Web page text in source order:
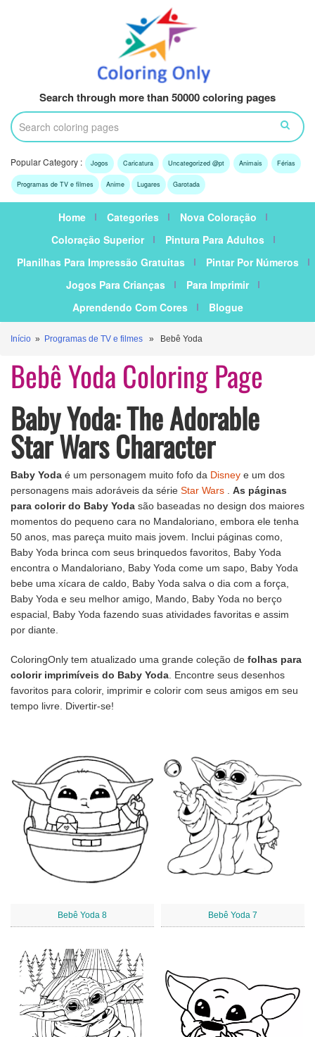
Search through more than 50000 coloring pages
Popular Category : Jogos Caricatura Uncategorized @pt Animais Férias
Programas de TV e filmes Anime Lugares Garotada
Home Categories
Nova Coloração
Coloração Superior
Pintura Para Adultos
Planilhas Para Impressão Gratuitas
Pintar Por Números
Jogos Para Crianças
Para Imprimir
Aprendendo Com Cores
Blogue
Início » Programas de TV e filmes » Bebê Yoda
Bebê Yoda Coloring Page
Baby Yoda: The Adorable
Star Wars Character
Baby Yoda é um personagem muito fofo da Disney e um dos
personagens mais adoráveis da série Star Wars
As páginas
para colorir do Baby Yoda são baseadas no design dos maiores
momentos do pequeno cara no Mandaloriano, embora ele tenha
50 anos, mas pareça muito mais jovem. Inclui páginas como,
Baby Yoda brinca com seus brinquedos favoritos, Baby Yoda
encontra o Mandaloriano, Baby Yoda come um sapo, Baby Yoda
bebe uma xícara de caldo, Baby Yoda salva o dia com a força,
Baby Yoda e seu melhor amigo, Mando, Baby Yoda no berço
espacial, Baby Yoda fazendo suas atividades favoritas e assim
por diante.
ColoringOnly tem atualizado uma grande coleção de folhas para
colorir imprimíveis do Baby Yoda . Encontre seus desenhos
favoritos para colorir, imprimir e colorir com seus amigos em seu
tempo livre. Divertir-se!
Bebê Yoda 8 Bebê Yoda 7